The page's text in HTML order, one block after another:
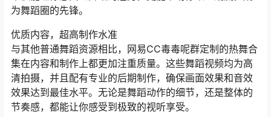
为舞蹈圈的先锋。
优质内容，超高制作水准
与其他普通舞蹈资源相比，网易CC毒毒呢群定制的热舞合
集在内容和制作上都更加注重质量。这些舞蹈视频均为高
清拍摄，并且配有专业的后期制作，确保画面效果和音效
效果达到最佳水平。无论是舞蹈动作的细节，还是整体的
节奏感，都能让你感受到极致的视听享受。